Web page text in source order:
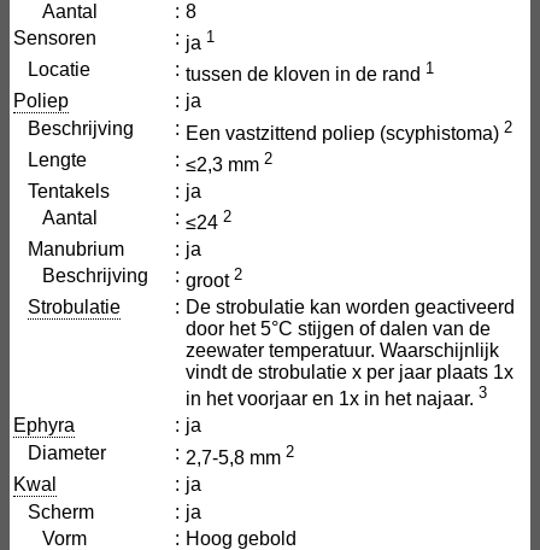
Aantal
: 8
Sensoren
: ja 1
Locatie : tussen de kloven in de rand 1
Poliep : ja
Beschrijving
: Een vastzittend poliep (scyphistoma) 2
Lengte : ≤2,3 mm 2
Tentakels : ja
Aantal
: ≤24 2
Manubrium : ja
Beschrijving
: groot 2
Strobulatie : De strobulatie kan worden geactiveerd
door het 5°C stijgen of dalen van de
zeewater temperatuur. Waarschijnlijk
vindt de strobulatie x per jaar plaats 1x
in het voorjaar en 1x in het najaar. 3
Ephyra : ja
Diameter
: 2,7-5,8 mm 2
Kwal : ja
Scherm
: ja
Vorm
: Hoog gebold